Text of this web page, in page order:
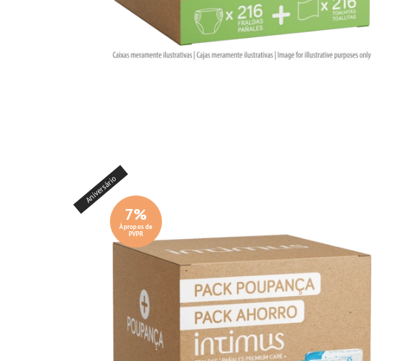
7%
À propos de
PVPR
Aniversário